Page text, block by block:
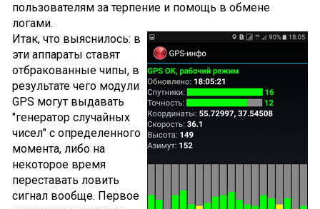
пользователям за терпение и помощь в обмене
логами.
Итак, что выяснилось: в
эти аппараты ставят
отбракованные чипы, в
результате чего модули
GPS могут выдавать
"генератор случайных
чисел" с определенного
момента, либо на
некоторое время
переставать ловить
сигнал вообще. Первое